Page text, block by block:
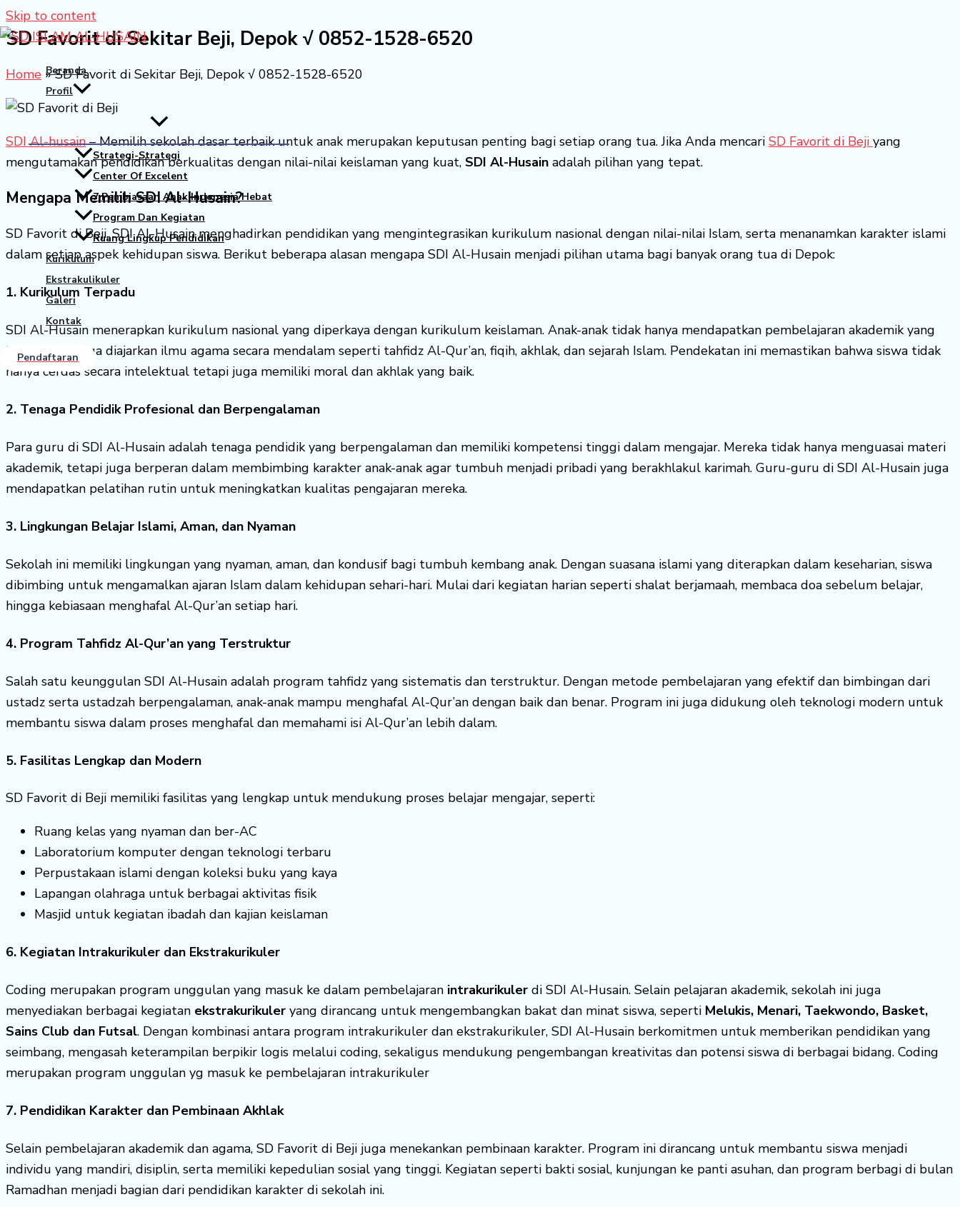
Skip to content
Beranda
Profil
Strategi-Strategi
Center Of Excelent
7 Pembiasaan Anak Indonesia Hebat
Program Dan Kegiatan
Ruang Lingkup Pendidikan
Kurikulum
Ekstrakulikuler
Galeri
Kontak
Pendaftaran
SD Favorit di Sekitar Beji, Depok √ 0852-1528-6520
Home »SD Favorit di Sekitar Beji, Depok √ 0852-1528-6520
SDI Al-husain– Memilih sekolah dasar terbaik untuk anak merupakan keputusan penting bagi setiap orang tua. Jika Anda mencari SD Favorit di Beji yang
mengutamakan pendidikan berkualitas dengan nilai-nilai keislaman yang kuat, SDI Al-Husain adalah pilihan yang tepat.
Mengapa Memilih SDI Al-Husain?
SD Favorit di Beji, SDI Al-Husain menghadirkan pendidikan yang mengintegrasikan kurikulum nasional dengan nilai-nilai Islam, serta menanamkan karakter islami
dalam setiap aspek kehidupan siswa. Berikut beberapa alasan mengapa SDI Al-Husain menjadi pilihan utama bagi banyak orang tua di Depok:
1. Kurikulum Terpadu
SDI Al-Husain menerapkan kurikulum nasional yang diperkaya dengan kurikulum keislaman. Anak-anak tidak hanya mendapatkan pembelajaran akademik yang
kuat, tetapi juga diajarkan ilmu agama secara mendalam seperti tahfidz Al-Qur’an, fiqih, akhlak, dan sejarah Islam. Pendekatan ini memastikan bahwa siswa tidak
hanya cerdas secara intelektual tetapi juga memiliki moral dan akhlak yang baik.
2. Tenaga Pendidik Profesional dan Berpengalaman
Para guru di SDI Al-Husain adalah tenaga pendidik yang berpengalaman dan memiliki kompetensi tinggi dalam mengajar. Mereka tidak hanya menguasai materi
akademik, tetapi juga berperan dalam membimbing karakter anak-anak agar tumbuh menjadi pribadi yang berakhlakul karimah. Guru-guru di SDI Al-Husain juga
mendapatkan pelatihan rutin untuk meningkatkan kualitas pengajaran mereka.
3. Lingkungan Belajar Islami, Aman, dan Nyaman
Sekolah ini memiliki lingkungan yang nyaman, aman, dan kondusif bagi tumbuh kembang anak. Dengan suasana islami yang diterapkan dalam keseharian, siswa
dibimbing untuk mengamalkan ajaran Islam dalam kehidupan sehari-hari. Mulai dari kegiatan harian seperti shalat berjamaah, membaca doa sebelum belajar,
hingga kebiasaan menghafal Al-Qur’an setiap hari.
4. Program Tahfidz Al-Qur’an yang Terstruktur
Salah satu keunggulan SDI Al-Husain adalah program tahfidz yang sistematis dan terstruktur. Dengan metode pembelajaran yang efektif dan bimbingan dari
ustadz serta ustadzah berpengalaman, anak-anak mampu menghafal Al-Qur’an dengan baik dan benar. Program ini juga didukung oleh teknologi modern untuk
membantu siswa dalam proses menghafal dan memahami isi Al-Qur’an lebih dalam.
5. Fasilitas Lengkap dan Modern
SD Favorit di Beji memiliki fasilitas yang lengkap untuk mendukung proses belajar mengajar, seperti:
Ruang kelas yang nyaman dan ber-AC
Laboratorium komputer dengan teknologi terbaru
Perpustakaan islami dengan koleksi buku yang kaya
Lapangan olahraga untuk berbagai aktivitas fisik
Masjid untuk kegiatan ibadah dan kajian keislaman
6. Kegiatan Intrakurikuler dan Ekstrakurikuler
Coding merupakan program unggulan yang masuk ke dalam pembelajaran intrakurikuler di SDI Al-Husain. Selain pelajaran akademik, sekolah ini juga
menyediakan berbagai kegiatan ekstrakurikuler yang dirancang untuk mengembangkan bakat dan minat siswa, seperti Melukis, Menari, Taekwondo, Basket,
Sains Club dan Futsal. Dengan kombinasi antara program intrakurikuler dan ekstrakurikuler, SDI Al-Husain berkomitmen untuk memberikan pendidikan yang
seimbang, mengasah keterampilan berpikir logis melalui coding, sekaligus mendukung pengembangan kreativitas dan potensi siswa di berbagai bidang. Coding
merupakan program unggulan yg masuk ke pembelajaran intrakurikuler
7. Pendidikan Karakter dan Pembinaan Akhlak
Selain pembelajaran akademik dan agama, SD Favorit di Beji juga menekankan pembinaan karakter. Program ini dirancang untuk membantu siswa menjadi
individu yang mandiri, disiplin, serta memiliki kepedulian sosial yang tinggi. Kegiatan seperti bakti sosial, kunjungan ke panti asuhan, dan program berbagi di bulan
Ramadhan menjadi bagian dari pendidikan karakter di sekolah ini.